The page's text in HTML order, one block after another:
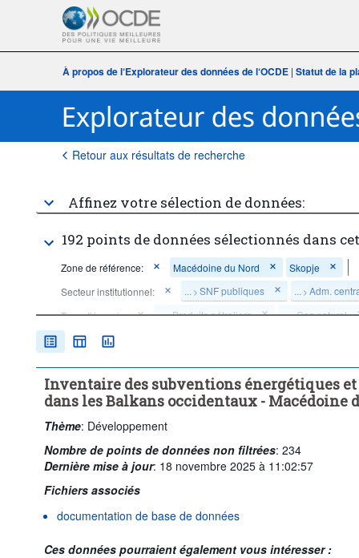
À propos de l‘Explorateur des données de l‘OCDE | Statut de la
Retour aux résultats de recherche
Affinez votre sélection de données:
192 points de données sélectionnés dans
Zone de référence: Macédoine du Nord
Skopje
Secteur institutionnel:
... > SNF publiques ... > Adm.
Type d'énergie:
...>Produits pétroliers ...>Gaz naturel
Chaleur (chauffage urbain, géothermie utilisée pour le chauffage)
Supprimer tout
Inventaire des subventions énergétiques et
dans les Balkans occidentaux - Macédoine
Thème: Développement
Nombre de points de données non filtrées: 234
Dernière mise à jour: 18 novembre 2025 à 11:02:57
Fichiers associés
documentation de base de données
Ces données pourraient également vous intéresser :